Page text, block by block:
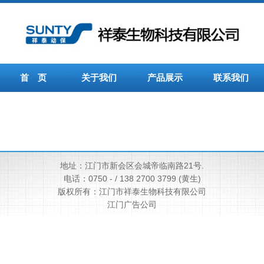
首 页 关于我们 产品展示 联系我们
地址：江门市新会区会城帝临南路21号.
电话： 0750 - / 138 2700 3799 (黄生)
版权所有：江门市祥泰生物科技有限公司
江门广告公司